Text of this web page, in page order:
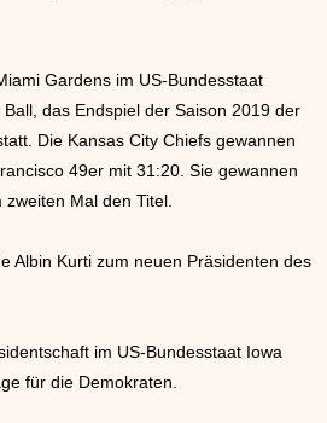
Gardens im US-Bundesstaat
das Endspiel der Saison 2019 der
Die Kansas City Chiefs gewannen
49er mit 31:20. Sie gewannen
Mal den Titel.
Albin Kurti zum neuen Präsidenten des
im US-Bundesstaat Iowa
für die Demokraten.